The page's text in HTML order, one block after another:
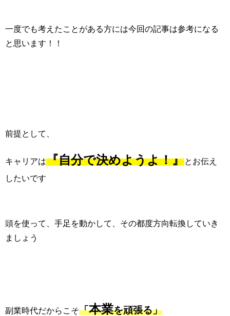
一度でも考えたことがある方には今回の記事は参考になる
と思います！！
前提として、
キャリアは『自分で決めようよ！』とお伝え
したいです
頭を使って、手足を動かして、その都度方向転換していき
ましょう
副業時代だからこそ「本業を頑張る」